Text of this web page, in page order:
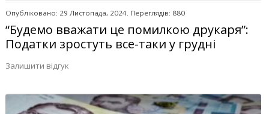
Опубліковано: 29 Листопада, 2024. Переглядів: 880
“Будемо вважати це помилкою друкаря”:
Податки зростуть все-таки у грудні
Залишити відгук